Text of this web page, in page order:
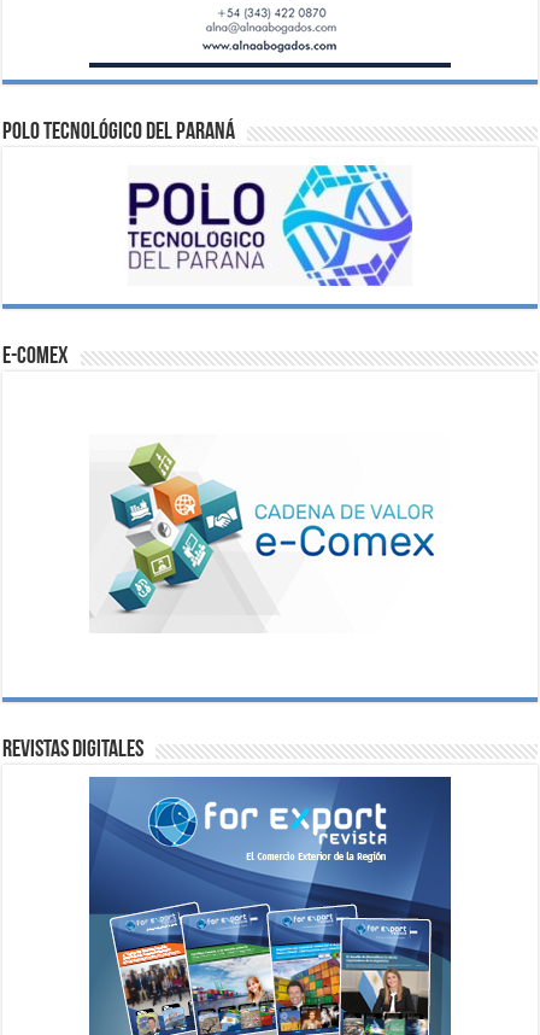
Polo Tecnológico del Paraná
e-comex
Revistas digitales